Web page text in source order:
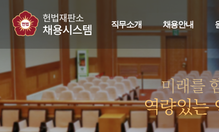
직무소개 채용안내